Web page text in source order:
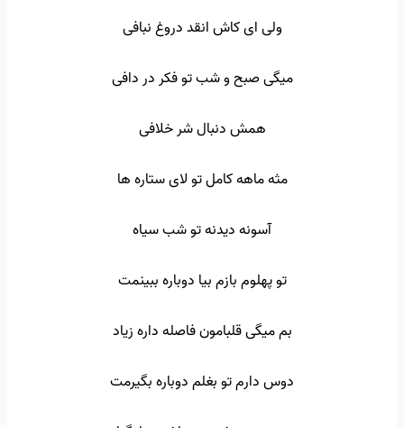
ولی ای کاش انقد دروغ نبافی
میگی صبح و شب تو فکر در دافی
همش دنبال شر خلافی
مثه ماهه کامل تو لای ستاره ها
آسونه دیدنه تو شب سیاه
تو پهلوم بازم بیا دوباره ببینمت
بم میگی قلبامون فاصله داره زیاد
دوس دارم تو بغلم دوباره بگیرمت